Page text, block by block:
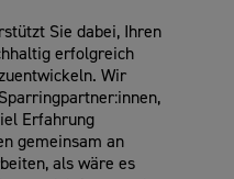
Sie dabei, Ihren
erfolgreich
Wir
Erfahrung
gemeinsam an
als wäre es